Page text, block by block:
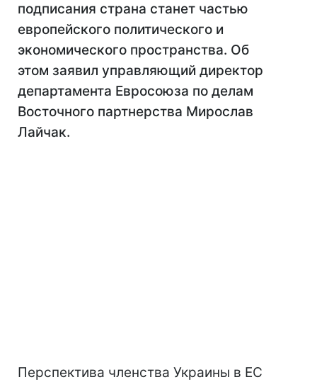
подписания страна станет частью
европейского политического и
экономического пространства. Об
этом заявил управляющий директор
департамента Евросоюза по делам
Восточного партнерства Мирослав
Лайчак.
Перспектива членства Украины в ЕС